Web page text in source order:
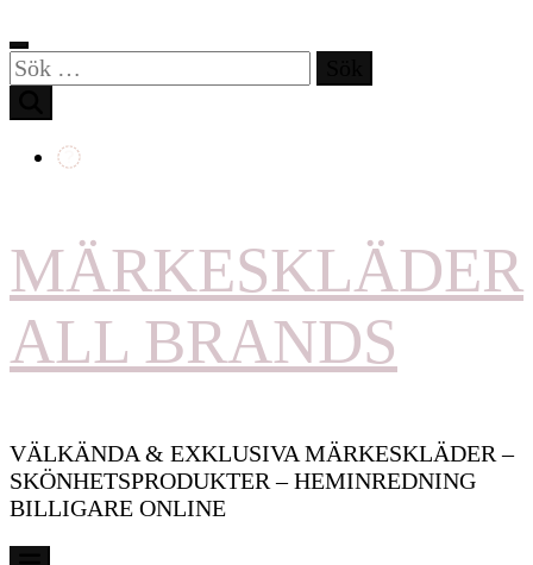
Sök
efter:
MÄRKESKLÄDER
ALL BRANDS
VÄLKÄNDA & EXKLUSIVA MÄRKESKLÄDER –
SKÖNHETSPRODUKTER – HEMINREDNING
BILLIGARE ONLINE